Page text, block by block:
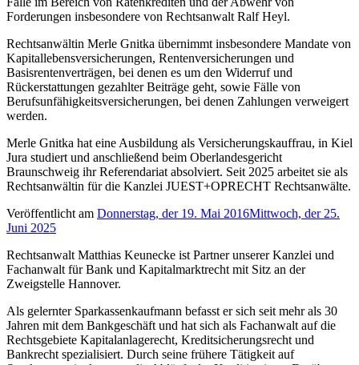
Forderungen insbesondere von Rechtsanwalt Ralf Heyl.
Rechtsanwältin Merle Gnitka übernimmt insbesondere Mandate von
Kapitallebensversicherungen, Rentenversicherungen und
Basisrentenverträgen, bei denen es um den Widerruf und
Rückerstattungen gezahlter Beiträge geht, sowie Fälle von
Berufsunfähigkeitsversicherungen, bei denen Zahlungen verweigert
werden.
Merle Gnitka hat eine Ausbildung als Versicherungskauffrau, in Kiel
Jura studiert und anschließend beim Oberlandesgericht
Braunschweig ihr Referendariat absolviert. Seit 2025 arbeitet sie als
Rechtsanwältin für die Kanzlei JUEST+OPRECHT Rechtsanwälte.
Veröffentlicht am Donnerstag, der 19. Mai 2016Mittwoch, der 25.
Juni 2025
Rechtsanwalt Matthias Keunecke ist Partner unserer Kanzlei und
Fachanwalt für Bank und Kapitalmarktrecht mit Sitz an der
Zweigstelle Hannover.
Als gelernter Sparkassenkaufmann befasst er sich seit mehr als 30
Jahren mit dem Bankgeschäft und hat sich als Fachanwalt auf die
Rechtsgebiete Kapitalanlagerecht, Kreditsicherungsrecht und
Bankrecht spezialisiert. Durch seine frühere Tätigkeit auf